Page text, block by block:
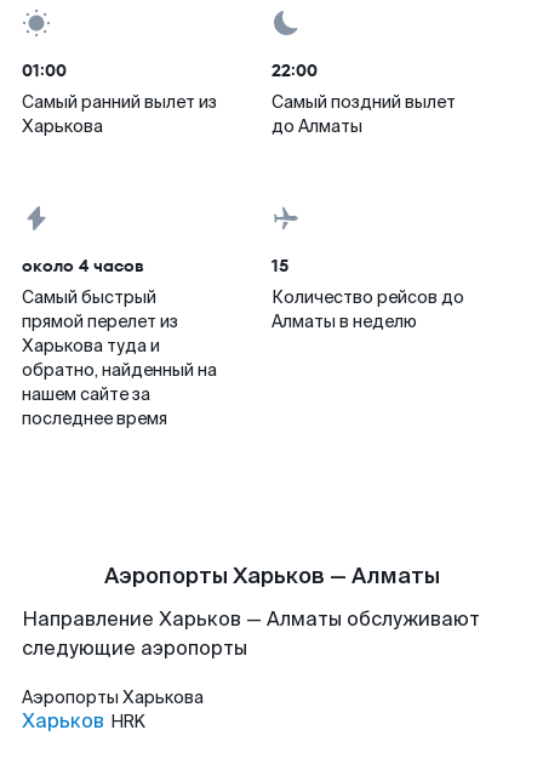
01:00
Самый ранний вылет из
Харькова
22:00
Самый поздний вылет
до Алматы
около 4 часов
Самый быстрый
прямой перелет из
Харькова туда и
обратно, найденный на
нашем сайте за
последнее время
15
Количество рейсов до
Алматы в неделю
Аэропорты Харьков — Алматы
Направление Харьков — Алматы обслуживают
следующие аэропорты
Аэропорты Харькова
Харьков HRK